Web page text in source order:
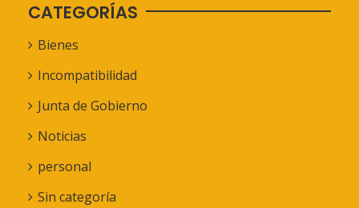
CATEGORÍAS
Bienes
Incompatibilidad
Junta de Gobierno
Noticias
personal
Sin categoría